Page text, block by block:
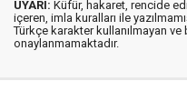
UYARI: Küfür, hakaret, rencide
içeren, imla kuralları ile
Türkçe karakter kullanılmayan
onaylanmamaktadır.